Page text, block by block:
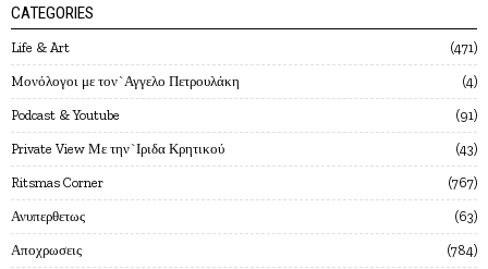
CATEGORIES
Life & Art 471
Mονόλογοι με τον`Αγγελο Πετρουλάκη 4
Podcast & Youtube 91
Private View Με την`Ιριδα Κρητικού 43
Ritsmas Corner 767
Ανυπερθετως 63
Αποχρωσεις 784